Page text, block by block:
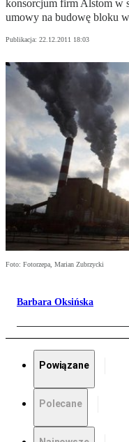
konsorcjum firm Alstom w
umowy na budowę bloku
Publikacja: 22.12.2011 18:03
Foto: Fotorzepa, Marian Zubrzycki
Barbara Oksińska
Powiązane
Polecane